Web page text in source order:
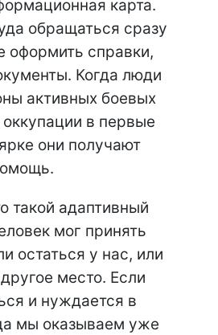
карта.
обращаться сразу
оформить справки,
Когда люди
активных боевых
в первые
они получают
такой адаптивный
мог принять
остаться у нас, или
место. Если
и нуждается в
мы оказываем уже